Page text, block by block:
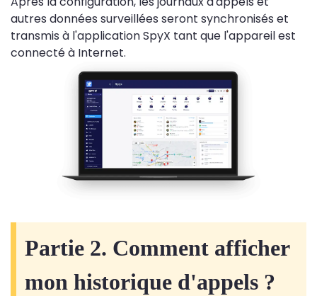
autres données surveillées seront synchronisés et
transmis à l'application SpyX tant que l'appareil est
connecté à Internet.
Partie 2. Comment afficher
mon historique d'appels ?